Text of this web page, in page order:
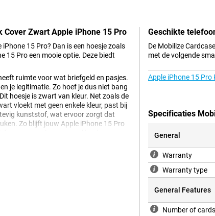
Cover Zwart Apple iPhone 15 Pro
15 Pro? Dan is een hoesje zoals
15 Pro een mooie optie. Deze biedt
ruimte voor wat briefgeld en pasjes.
je legitimatie. Zo hoef je dus niet bang
hoesje is zwart van kleur. Net zoals de
vloekt met geen enkele kleur, past bij
kunststof, wat ervoor zorgt dat
Zo blijft jouw Apple iPhone 15 Pro
en zijkanten van je telefoon, maar
Geschikte
De Mobilize
met de volgende
Apple iPhone 15 Pro
Specificaties
General
Warranty
Warranty type
General Features
Number of cards